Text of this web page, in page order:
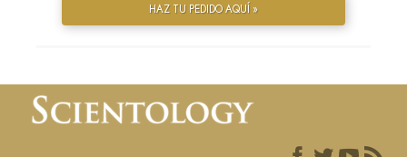
HAZ TU PEDIDO AQUÍ »